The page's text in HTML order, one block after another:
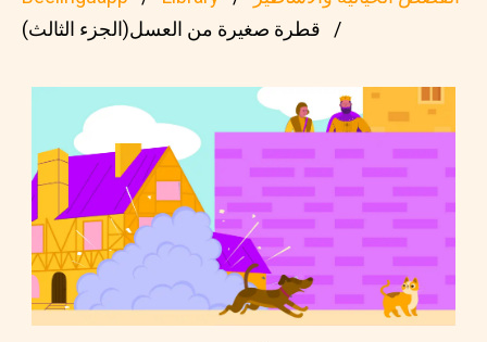
قطرة صغيرة من العسل(الجزء الثالث)